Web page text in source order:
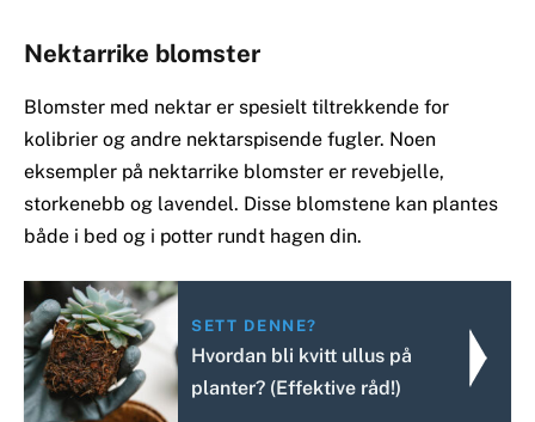
Nektarrike blomster
Blomster med nektar er spesielt tiltrekkende for
kolibrier og andre nektarspisende fugler. Noen
eksempler på nektarrike blomster er revebjelle,
storkenebb og lavendel. Disse blomstene kan plantes
både i bed og i potter rundt hagen din.
SETT DENNE?
Hvordan bli kvitt ullus på
planter? (Effektive råd!)